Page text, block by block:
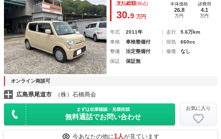
支払総額(税込)
30.9 万円
本体価格
26.8
万円
諸費用
4.1
万円
年式 2011年 走行
5.6万km
車検
車検整備付 排気
660cc
整備
法定整備付 修復
なし
保証
保証無
オンライン商談可
広島県尾道市 （株）石橋商会
まずは在庫確認・見積依頼
無料通話でお問い合わせ
お気に入り
今あなたの他に1人が見ています